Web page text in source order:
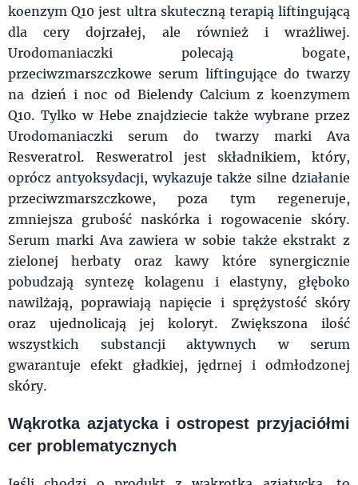
koenzym Q10 jest ultra skuteczną terapią liftingującą
dla cery dojrzałej, ale również i wrażliwej.
Urodomaniaczki polecają bogate,
przeciwzmarszczkowe serum liftingujące do twarzy
na dzień i noc od Bielendy Calcium z koenzymem
Q10. Tylko w Hebe znajdziecie także wybrane przez
Urodomaniaczki serum do twarzy marki Ava
Resveratrol. Resweratrol jest składnikiem, który,
oprócz antyoksydacji, wykazuje także silne działanie
przeciwzmarszczkowe, poza tym regeneruje,
zmniejsza grubość naskórka i rogowacenie skóry.
Serum marki Ava zawiera w sobie także ekstrakt z
zielonej herbaty oraz kawy które synergicznie
pobudzają syntezę kolagenu i elastyny, głęboko
nawilżają, poprawiają napięcie i sprężystość skóry
oraz ujednolicają jej koloryt. Zwiększona ilość
wszystkich substancji aktywnych w serum
gwarantuje efekt gładkiej, jędrnej i odmłodzonej
skóry.
Wąkrotka azjatycka i ostropest przyjaciółmi
cer problematycznych